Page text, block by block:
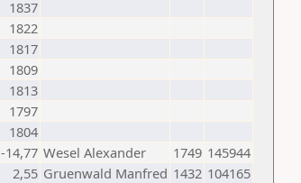
1837
1822
1817
1809
1813
1797
1804
-14,77 Wesel Alexander 1749 145944
2,55 Gruenwald Manfred 1432 104165